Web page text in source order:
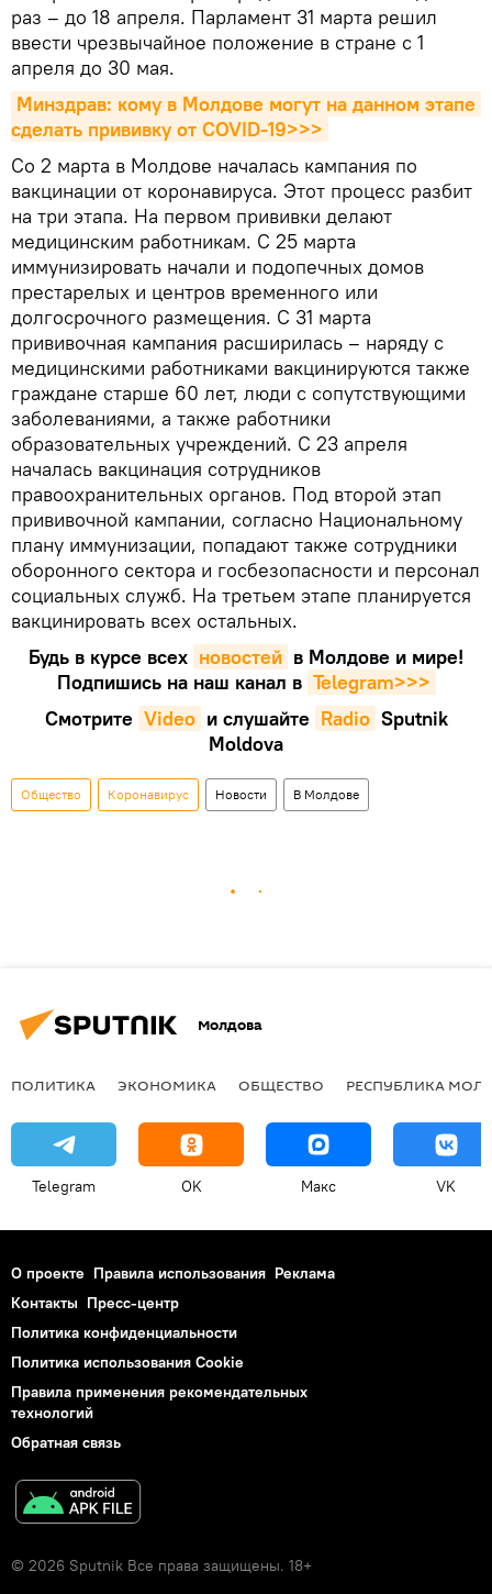
раз – до 18 апреля. Парламент 31 марта решил
ввести чрезвычайное положение в стране с 1
апреля до 30 мая.
Минздрав: кому в Молдове могут на данном этапе
сделать прививку от COVID-19>>>
Со 2 марта в Молдове началась кампания по
вакцинации от коронавируса. Этот процесс разбит
на три этапа. На первом прививки делают
медицинским работникам. С 25 марта
иммунизировать начали и подопечных домов
престарелых и центров временного или
долгосрочного размещения. С 31 марта
прививочная кампания расширилась – наряду с
медицинскими работниками вакцинируются также
граждане старше 60 лет, люди с сопутствующими
заболеваниями, а также работники
образовательных учреждений. С 23 апреля
началась вакцинация сотрудников
правоохранительных органов. Под второй этап
прививочной кампании, согласно Национальному
плану иммунизации, попадают также сотрудники
оборонного сектора и госбезопасности и персонал
социальных служб. На третьем этапе планируется
вакцинировать всех остальных.
Будь в курсе всех новостей в Молдове и мире!
Подпишись на наш канал в Telegram>>>
Смотрите Video и слушайте Radio Sputnik
Moldova
Общество Коронавирус Новости В Молдове
Молдова
ПОЛИТИКА ЭКОНОМИКА ОБЩЕСТВО РЕСПУБЛИКА
Telegram OK Макс VK
О проекте Правила использования Реклама
Контакты Пресс-центр
Политика конфиденциальности
Политика использования Cookie
Правила применения рекомендательных
технологий
Обратная связь
© 2026 Sputnik Все права защищены. 18+